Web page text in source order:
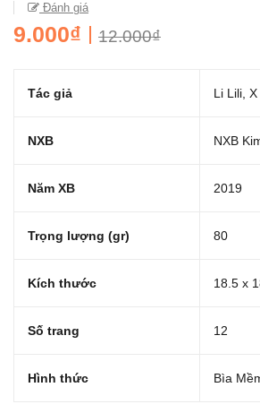
Đánh giá
9.000₫ 12.000₫
Tác giả Li Lili,
NXB NXB
Năm XB 2019
Trọng lượng (gr) 80
Kích thước 18.5 x
Số trang 12
Hình thức Bìa